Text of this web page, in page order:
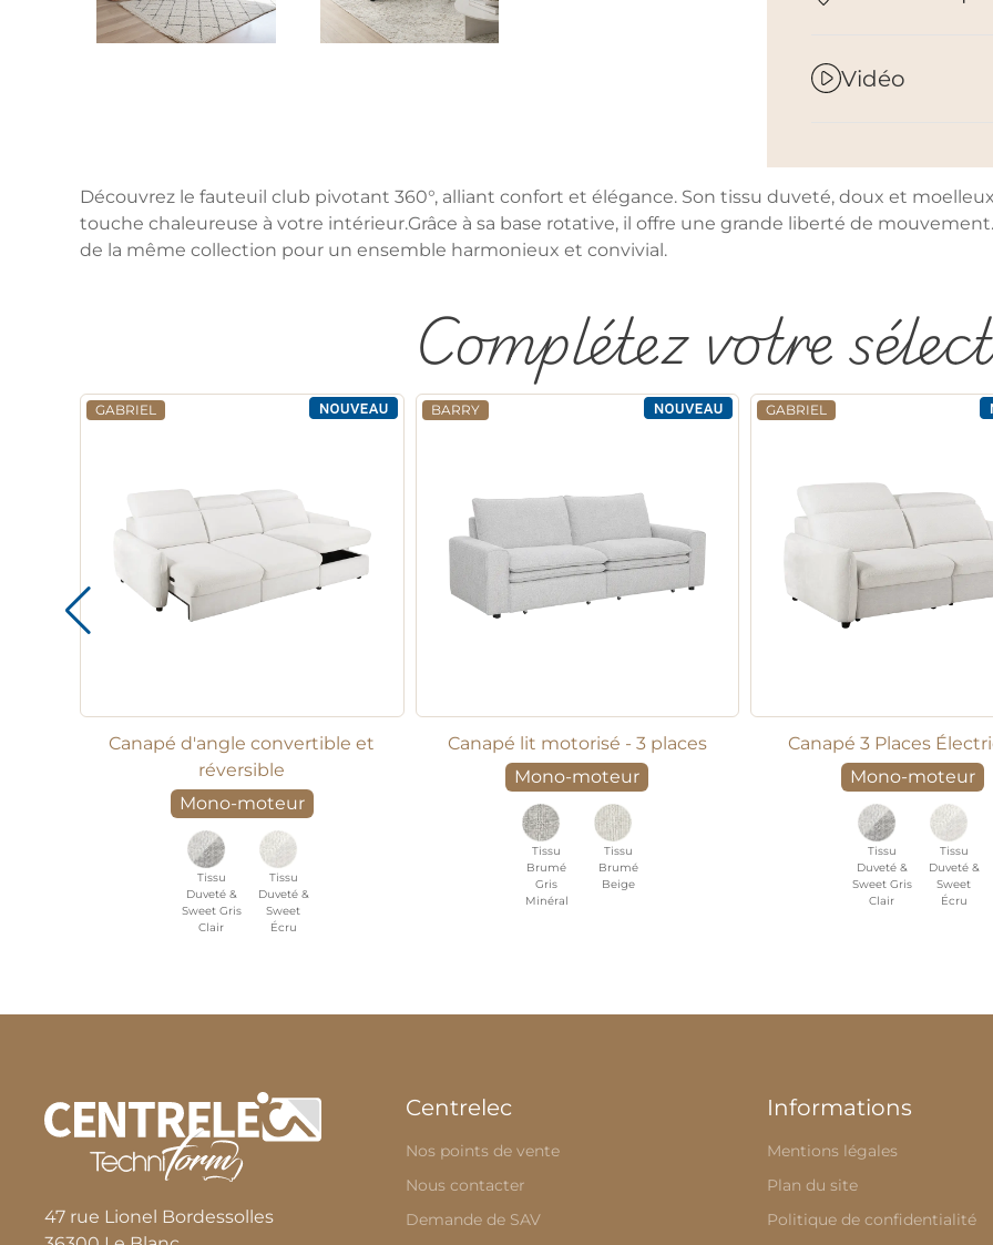
Vidéo
Découvrez le fauteuil club pivotant 360°, alliant confort et élégance. Son tissu duveté, doux et
touche chaleureuse à votre intérieur.Grâce à sa base rotative, il offre une grande liberté de
de la même collection pour un ensemble harmonieux et convivial.
Complétez votre
GABRIEL
Canapé d'angle convertible et
réversible
Mono-moteur
Tissu
Duveté &
Sweet Gris
Clair
Tissu
Duveté &
Sweet
Écru
BARRY
Canapé lit motorisé - 3 places
Mono-moteur
Tissu
Brumé
Gris
Minéral
Tissu
Brumé
Beige
GABRIEL
Canapé 3 Places
Mono-moteur
Tissu
Duveté &
Sweet Gris
Clair
Tissu
Duveté &
Sweet
Écru
47 rue Lionel Bordessolles
Centrelec
Nos points de vente
Nous contacter
Demande de SAV
Informations
Mentions légales
Plan du site
Politique de confidentialité